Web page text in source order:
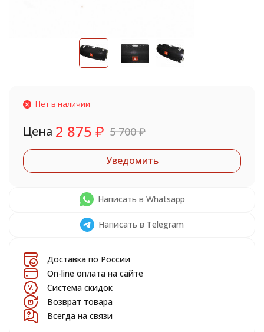
Нет в наличии
Цена 2 875 ₽ 5 700₽
Уведомить
Написать в Whatsapp
Написать в Telegram
Доставка по России
On-line оплата на сайте
Система скидок
Возврат товара
Всегда на связи